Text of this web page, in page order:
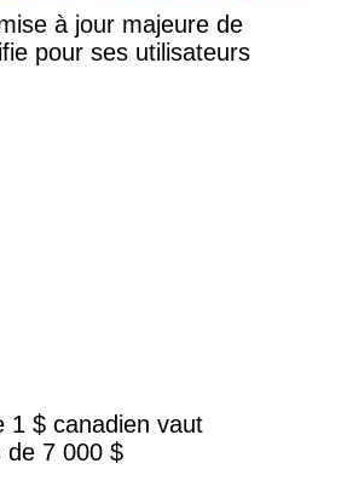
à jour majeure de
pour ses utilisateurs
1 $ canadien vaut
de 7 000 $